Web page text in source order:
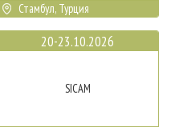
Стамбул, Турция
20-23.10.2026
SICAM